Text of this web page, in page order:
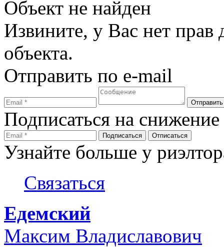
Объект не найден
Извините, у Вас нет прав
объекта.
Отправить по e-mail
Подписаться на
Узнайте больше у
Связаться
Едемский
Максим Владиславович